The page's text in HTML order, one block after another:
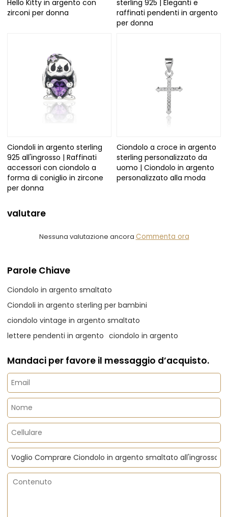
Hello Kitty in argento con
zirconi per donna
sterling 925 | Eleganti e
raffinati pendenti in argento
per donna
Ciondoli in argento sterling
925 all'ingrosso | Raffinati
accessori con ciondolo a
forma di coniglio in zircone
per donna
Ciondolo a croce in argento
sterling personalizzato da
uomo | Ciondolo in argento
personalizzato alla moda
valutare
Nessuna valutazione ancora Commenta ora
Parole Chiave
Ciondolo in argento smaltato
Ciondoli in argento sterling per bambini
ciondolo vintage in argento smaltato
lettere pendenti in argento ciondolo in argento
Mandaci per favore il messaggio d’acquisto.